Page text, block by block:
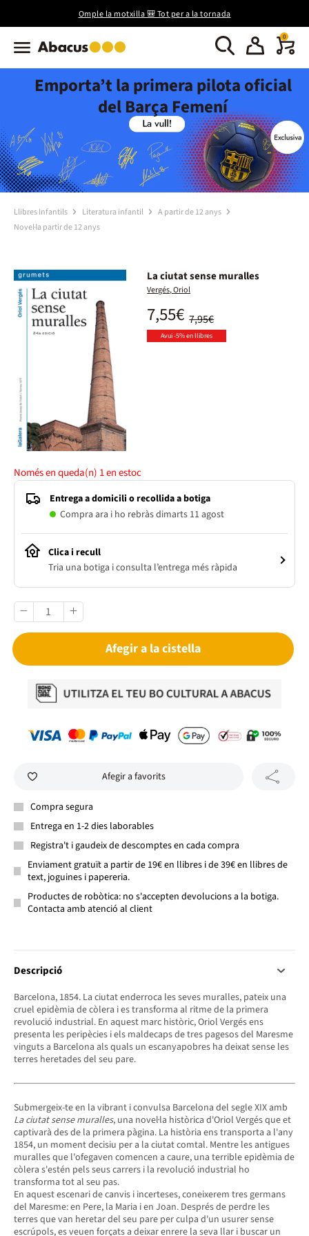
Omple la motxilla 🎒 Tot per a la tornada
0
Emporta’t la primera pilota oficial
del Barça Femení
Llibres Infantils Literatura infantil
A partir de 12 anys
Novel·la partir de 12 anys
La ciutat sense muralles
Vergés, Oriol
7,95€
7,55€
Avui -5% en llibres
Només en queda(n) 1en estoc
Entrega a domicili o recollida a botiga
Compra ara i ho rebràs dimarts 11 agost
Clica i recull
Tria una botiga i consulta l’entrega més ràpida
Afegir a la cistella
Afegir a favorits
Compra segura
Entrega en 1-2 dies laborables
Registra't i gaudeix de descomptes en cada compra
Enviament gratuït a partir de 19€ en llibres i de 39€ en llibres de
text, joguines i papereria.
Productes de robòtica: no s'accepten devolucions a la botiga.
Contacta amb atenció al client
Descripció
Barcelona, 1854. La ciutat enderroca les seves muralles, pateix una
cruel epidèmia de còlera i es transforma al ritme de la primera
revolució industrial. En aquest marc històric, Oriol Vergés ens
presenta les peripècies i els maldecaps de tres pagesos del Maresme
vinguts a Barcelona als quals un escanyapobres ha deixat sense les
terres heretades del seu pare.
Submergeix-te en la vibrant i convulsa Barcelona del segle XIX amb
La ciutat sense muralles, una novel·la històrica d'Oriol Vergés que et
captivarà des de la primera pàgina. La història ens transporta a l'any
1854, un moment decisiu per a la ciutat comtal. Mentre les antigues
muralles que l'ofegaven comencen a caure, una terrible epidèmia de
còlera s'estén pels seus carrers i la revolució industrial ho
transforma tot al seu pas.
En aquest escenari de canvis i incerteses, coneixerem tres germans
del Maresme: en Pere, la Maria i en Joan. Després de perdre les
terres que van heretar del seu pare per culpa d'un usurer sense
escrúpols, es veuen forçats a deixar enrere la seva llar i buscar un